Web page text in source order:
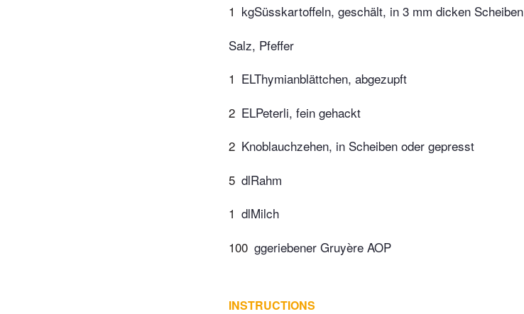
1 kgSüsskartoffeln, geschält, in 3 mm dicken Scheiben
Salz, Pfeffer
1 ELThymianblättchen, abgezupft
2 ELPeterli, fein gehackt
2 Knoblauchzehen, in Scheiben oder gepresst
5 dlRahm
1 dlMilch
100 ggeriebener Gruyère AOP
INSTRUCTIONS